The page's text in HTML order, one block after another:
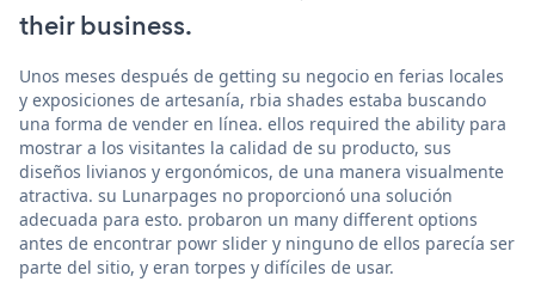
their business.
Unos meses después de getting su negocio en ferias locales
y exposiciones de artesanía, rbia shades estaba buscando
una forma de vender en línea. ellos required the ability para
mostrar a los visitantes la calidad de su producto, sus
diseños livianos y ergonómicos, de una manera visualmente
atractiva. su Lunarpages no proporcionó una solución
adecuada para esto. probaron un many different options
antes de encontrar powr slider y ninguno de ellos parecía ser
parte del sitio, y eran torpes y difíciles de usar.